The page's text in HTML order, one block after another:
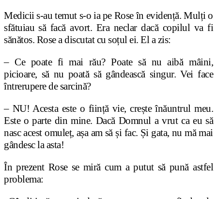
Medicii s-au temut s-o ia pe Rose în evidență. Mulți o
sfătuiau să facă avort. Era neclar dacă copilul va fi
sănătos. Rose a discutat cu soțul ei. El a zis:
– Ce poate fi mai rău? Poate să nu aibă mâini,
picioare, să nu poată să gândească singur. Vei face
întrerupere de sarcină?
– NU! Acesta este o ființă vie, crește înăuntrul meu.
Este o parte din mine. Dacă Domnul a vrut ca eu să
nasc acest omuleț, așa am să și fac. Și gata, nu mă mai
gândesc la asta!
În prezent Rose se miră cum a putut să pună astfel
problema: